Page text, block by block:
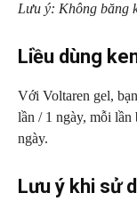
Lưu ý: Không băng
Liều dùng
Với Voltaren gel,
lần / 1 ngày, mỗi
ngày.
Lưu ý khi sử